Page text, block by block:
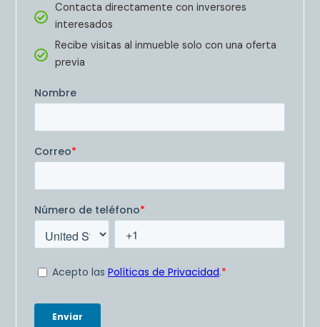
Contacta directamente con inversores
interesados
Recibe visitas al inmueble solo con una oferta
previa